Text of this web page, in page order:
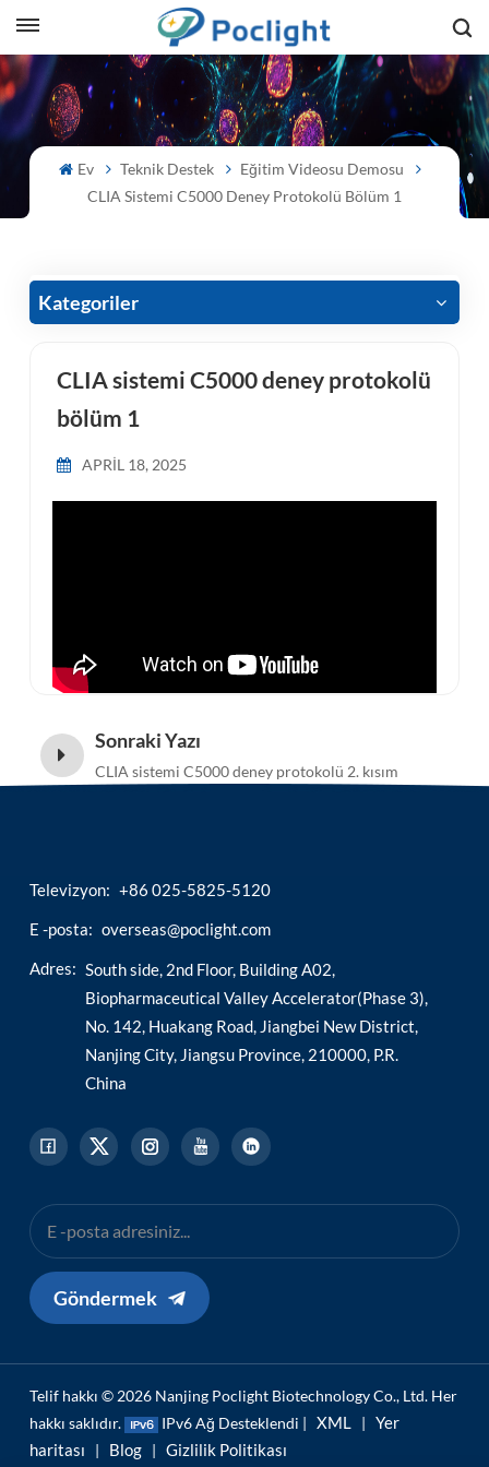
Ev Teknik Destek
Eğitim Videosu Demosu
CLIA Sistemi C5000 Deney Protokolü Bölüm 1
Kategoriler
CLIA sistemi C5000 deney protokolü
bölüm 1
APRIL 18, 2025
Sonraki Yazı
CLIA sistemi C5000 deney protokolü 2. kısım
Televizyon: +86 025-5825-5120
E -posta: overseas@poclight.com
Adres: South side, 2nd Floor, Building A02,
Biopharmaceutical Valley Accelerator(Phase 3),
No. 142, Huakang Road, Jiangbei New District,
Nanjing City, Jiangsu Province, 210000, P.R.
China
Göndermek
Telif hakkı © 2026 Nanjing Poclight Biotechnology Co., Ltd. Her
hakkı saklıdır.
IPv6 Ağ Desteklendi | XML | Yer
haritası
| Blog | Gizlilik Politikası